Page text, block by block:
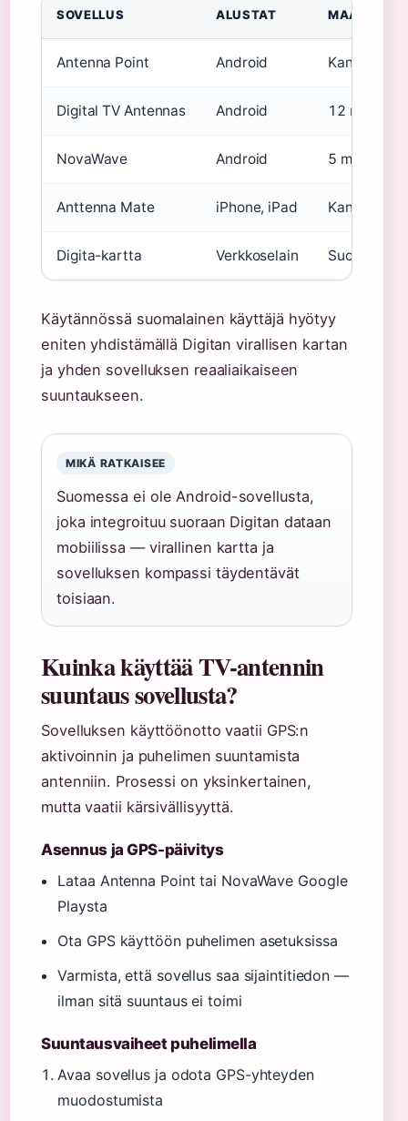
SOVELLUS ALUSTAT MAAT
Antenna Point Android
Digital TV Antennas Android 12 maata
NovaWave Android 5 maata
Anttenna Mate iPhone, iPad
Digita-kartta Verkkoselain Suomi
Käytännössä suomalainen käyttäjä hyötyy
eniten yhdistämällä Digitan virallisen kartan
ja yhden sovelluksen reaaliaikaiseen
suuntaukseen.
MIKÄ RATKAISEE
Suomessa ei ole Android-sovellusta,
joka integroituu suoraan Digitan dataan
mobiilissa — virallinen kartta ja
sovelluksen kompassi täydentävät
toisiaan.
Kuinka käyttää TV-antennin
suuntaus sovellusta?
Sovelluksen käyttöönotto vaatii GPS:n
aktivoinnin ja puhelimen suuntamista
antenniin. Prosessi on yksinkertainen,
mutta vaatii kärsivällisyyttä.
Asennus ja GPS-päivitys
Lataa Antenna Point tai NovaWave Google
Playsta
Ota GPS käyttöön puhelimen asetuksissa
Varmista, että sovellus saa sijaintitiedon —
ilman sitä suuntaus ei toimi
Suuntausvaiheet puhelimella
Avaa sovellus ja odota GPS-yhteyden
muodostumista